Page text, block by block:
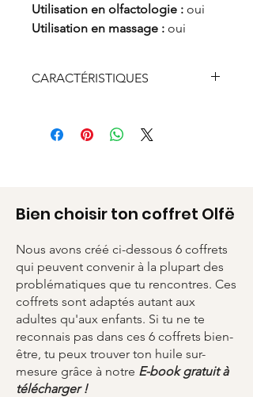
Utilisation en olfactologie : oui
Utilisation en massage : oui
CARACTÉRISTIQUES
Contenance 5 ml
Bien choisir ton coffret Olfë
Nous avons créé ci-dessous 6 coffrets
qui peuvent convenir à la plupart des
problématiques que tu rencontres. Ces
coffrets sont adaptés autant aux
adultes qu'aux enfants. Si tu ne te
reconnais pas dans ces 6 coffrets bien-
être, tu peux trouver ton huile sur-
mesure grâce à notre E-book gratuit à
télécharger !